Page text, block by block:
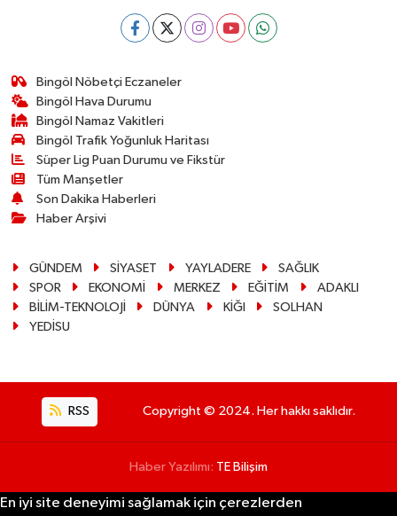
Bingöl Nöbetçi Eczaneler
Bingöl Hava Durumu
Bingöl Namaz Vakitleri
Bingöl Trafik Yoğunluk Haritası
Süper Lig Puan Durumu ve Fikstür
Tüm Manşetler
Son Dakika Haberleri
Haber Arşivi
GÜNDEM SİYASET YAYLADERE
SAĞLIK
SPOR
EKONOMİ MERKEZ EĞİTİM
ADAKLI
BİLİM-TEKNOLOJİ
DÜNYA KİĞI
SOLHAN
YEDİSU
RSS Copyright © 2024. Her hakkı saklıdır.
Haber Yazılımı: TE Bilişim
En iyi site deneyimi sağlamak için çerezlerden